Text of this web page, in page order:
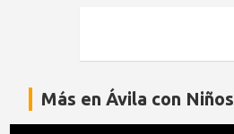
Más en Ávila con Niños